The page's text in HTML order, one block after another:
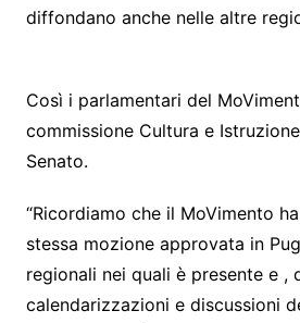
diffondano anche nelle altre
Così i parlamentari del
commissione Cultura e
Senato.
“Ricordiamo che il MoVimento
stessa mozione approvata in
regionali nei quali è presente e ,
calendarizzazioni e discussioni